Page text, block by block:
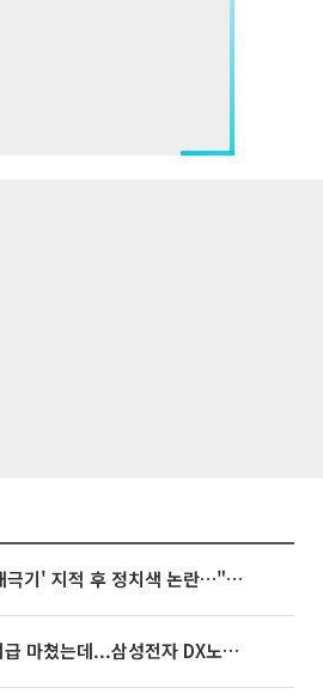
김희철, '뒤집힌 태극기' 지적 후 정치색 논란…"좌우 떠나 우리나라 국기"
3445억 자사주 지급 마쳤는데...삼성전자 DX노조, 뒤늦은 '떼쓰기 집회'